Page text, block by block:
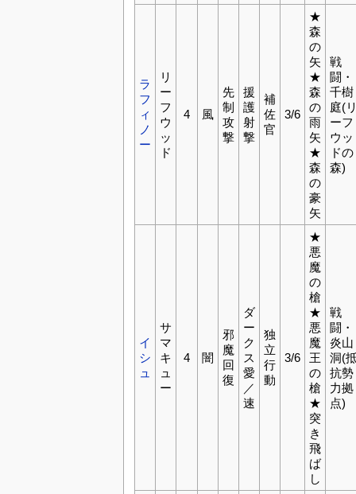
ラ
フ
ィ
ノ
ー
リ
ー
フ
ウ
ッ
ド
4 風
先
制
攻
撃
援
護
射
撃
補
佐
官
3/6
★
森
の
矢
★
森
の
雨
矢
★
森
の
豪
矢
戦
闘・
千樹
庭(
ーフ
ウッ
ドの
森)
イ
シ
ュ
サ
マ
キ
ュ
ー
4 闇
邪
魔
回
復
ダ
ー
ク
ス
愛
／
速
独
立
行
動
3/6
★
悪
魔
の
槍
★
悪
魔
王
の
槍
★
突
き
飛
ば
し
戦
闘・
炎山
洞(
抗勢
力拠
点)